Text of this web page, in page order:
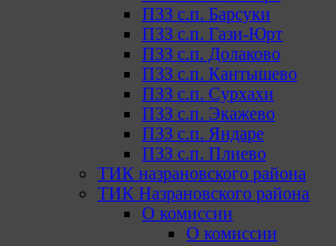
ПЗЗ с.п. Барсуки
ПЗЗ с.п. Гази-Юрт
ПЗЗ с.п. Долаково
ПЗЗ с.п. Кантышево
ПЗЗ с.п. Сурхахи
ПЗЗ с.п. Экажево
ПЗЗ с.п. Яндаре
ПЗЗ с.п. Плиево
ТИК назрановского района
ТИК Назрановского района
О комиссии
О комиссии